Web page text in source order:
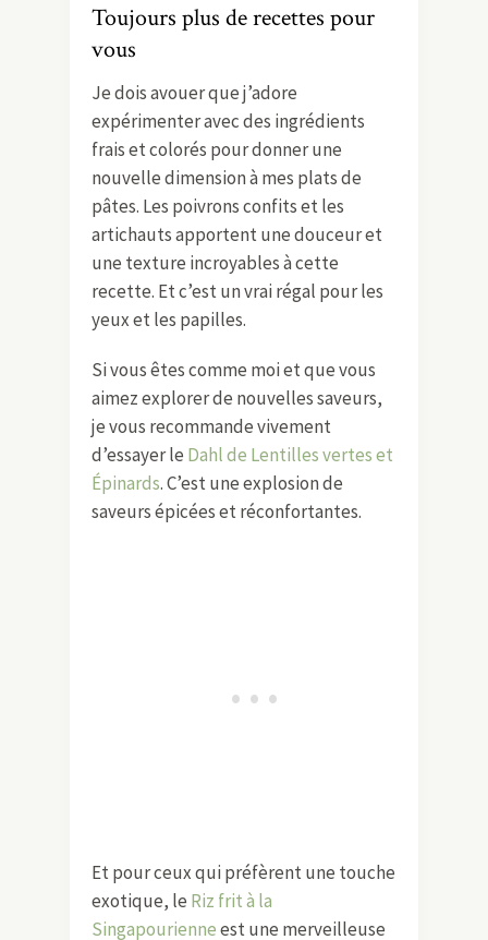
Toujours plus de recettes pour
vous
Je dois avouer que j’adore
expérimenter avec des ingrédients
frais et colorés pour donner une
nouvelle dimension à mes plats de
pâtes. Les poivrons confits et les
artichauts apportent une douceur et
une texture incroyables à cette
recette. Et c’est un vrai régal pour les
yeux et les papilles.
Si vous êtes comme moi et que vous
aimez explorer de nouvelles saveurs,
je vous recommande vivement
d’essayer le Dahl de Lentilles vertes et
Épinards. C’est une explosion de
saveurs épicées et réconfortantes.
Et pour ceux qui préfèrent une touche
exotique, le Riz frit à la
Singapourienneest une merveilleuse